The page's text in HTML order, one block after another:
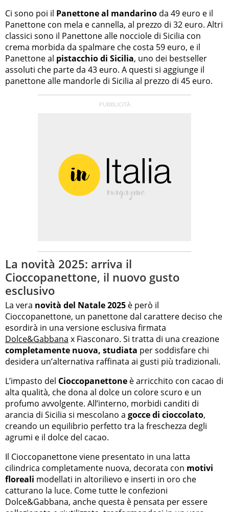
Ci sono poi il Panettone al mandarino da 49 euro e il
Panettone con mela e cannella, al prezzo di 32 euro. Altri
classici sono il Panettone alle nocciole di Sicilia con
crema morbida da spalmare che costa 59 euro, e il
Panettone al pistacchio di Sicilia, uno dei bestseller
assoluti che parte da 43 euro. A questi si aggiunge il
panettone alle mandorle di Sicilia al prezzo di 45 euro.
La novità 2025: arriva il
Cioccopanettone, il nuovo gusto
esclusivo
La vera novità del Natale 2025 è però il
Cioccopanettone, un panettone dal carattere deciso che
esordirà in una versione esclusiva firmata
Dolce&Gabbana x Fiasconaro. Si tratta di una creazione
completamente nuova, studiata per soddisfare chi
desidera un’alternativa raffinata ai gusti più tradizionali.
L’impasto del Cioccopanettone è arricchito con cacao di
alta qualità, che dona al dolce un colore scuro e un
profumo avvolgente. All’interno, morbidi canditi di
arancia di Sicilia si mescolano a gocce di cioccolato,
creando un equilibrio perfetto tra la freschezza degli
agrumi e il dolce del cacao.
Il Cioccopanettone viene presentato in una latta
cilindrica completamente nuova, decorata con motivi
floreali modellati in altorilievo e inserti in oro che
catturano la luce. Come tutte le confezioni
Dolce&Gabbana, anche questa è pensata per essere